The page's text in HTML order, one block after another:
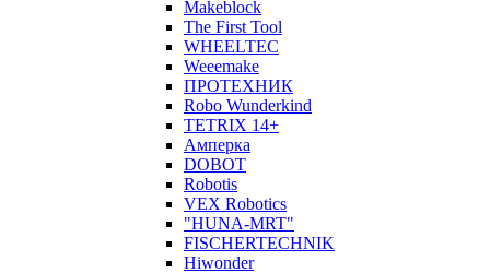
Makeblock
The First Tool
WHEELTEC
Weeemake
ПРОТЕХНИК
Robo Wunderkind
TETRIX 14+
Амперка
DOBOT
Robotis
VEX Robotics
"HUNA-MRT"
FISCHERTECHNIK
Hiwonder